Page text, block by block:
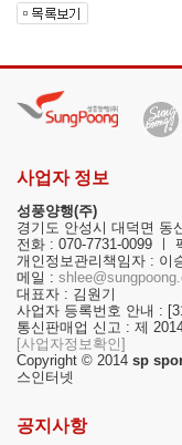
사업자 정보
성풍양행(주)
경기도 안성시 대덕면 동
전화 : 070-7731-0099 ㅣ
개인정보관리책임자 : 이
메일 :
대표자 : 김원기
사업자 등록번호 안내 :
통신판매업 신고 : 제
[사업자정보확인]
Copyright © 2014 sp
스인터넷
공지사항